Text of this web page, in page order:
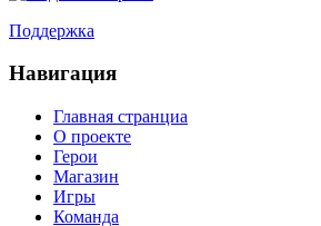
Поддержка
Навигация
Главная странциа
О проекте
Герои
Магазин
Игры
Команда